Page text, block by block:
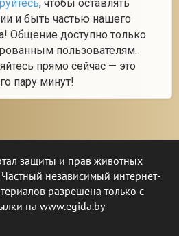
, чтобы оставлять
и быть частью нашего
Общение доступно только
пользователям.
прямо сейчас — это
пару минут!
защиты и прав животных
независимый интернет-
разрешена только с
на www.egida.by